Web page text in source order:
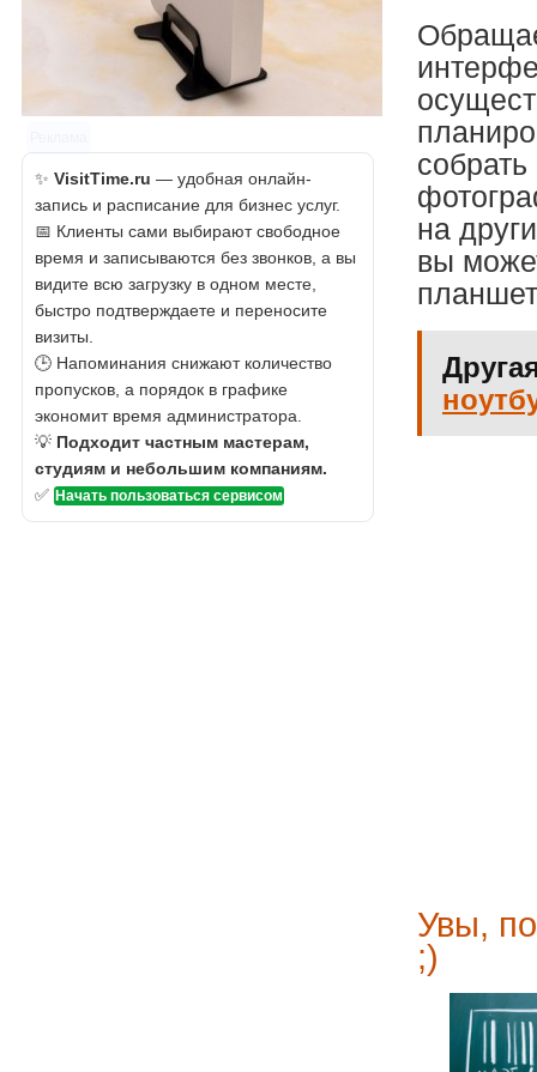
на
вы
Увы,
;)
✨ VisitTime.ru — удобная онлайн-
запись и расписание для бизнес услуг.
📅 Клиенты сами выбирают свободное
время и записываются без звонков, а вы
видите всю загрузку в одном месте,
быстро подтверждаете и переносите
визиты.
🕒 Напоминания снижают количество
пропусков, а порядок в графике
экономит время администратора.
💡 Подходит частным мастерам,
студиям и небольшим компаниям.
✅ Начать пользоваться сервисом